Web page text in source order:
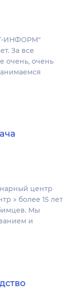
ИНФОРМ"
За все
очень, очень
центр
» более 15 лет
Мы
и